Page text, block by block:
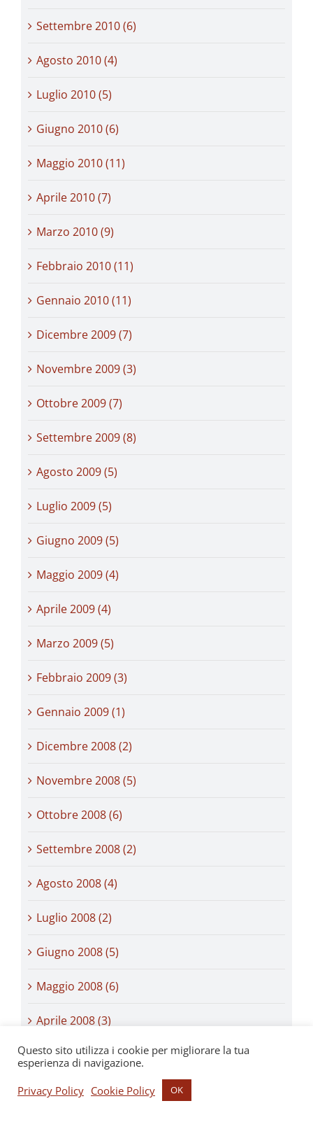
Settembre 2010 (6)
Agosto 2010 (4)
Luglio 2010 (5)
Giugno 2010 (6)
Maggio 2010 (11)
Aprile 2010 (7)
Marzo 2010 (9)
Febbraio 2010 (11)
Gennaio 2010 (11)
Dicembre 2009 (7)
Novembre 2009 (3)
Ottobre 2009 (7)
Settembre 2009 (8)
Agosto 2009 (5)
Luglio 2009 (5)
Giugno 2009 (5)
Maggio 2009 (4)
Aprile 2009 (4)
Marzo 2009 (5)
Febbraio 2009 (3)
Gennaio 2009 (1)
Dicembre 2008 (2)
Novembre 2008 (5)
Ottobre 2008 (6)
Settembre 2008 (2)
Agosto 2008 (4)
Luglio 2008 (2)
Giugno 2008 (5)
Maggio 2008 (6)
Aprile 2008 (3)
Marzo 2008 (7)
Febbraio 2008 (3)
Questo sito utilizza i cookie per migliorare la tua
esperienza di navigazione.
Privacy Policy Cookie Policy OK